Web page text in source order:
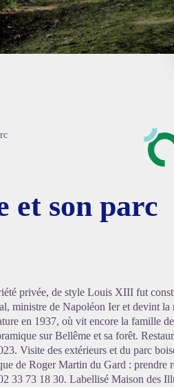
et son parc
privée, de style Louis XIII fut
ministre de Napoléon Ier et devint la
en 1937, où vit encore la famille
sur Bellême et sa forêt.
Visite des extérieurs et du parc
de Roger Martin du Gard : prendre
33 73 18 30. Labellisé Maison des